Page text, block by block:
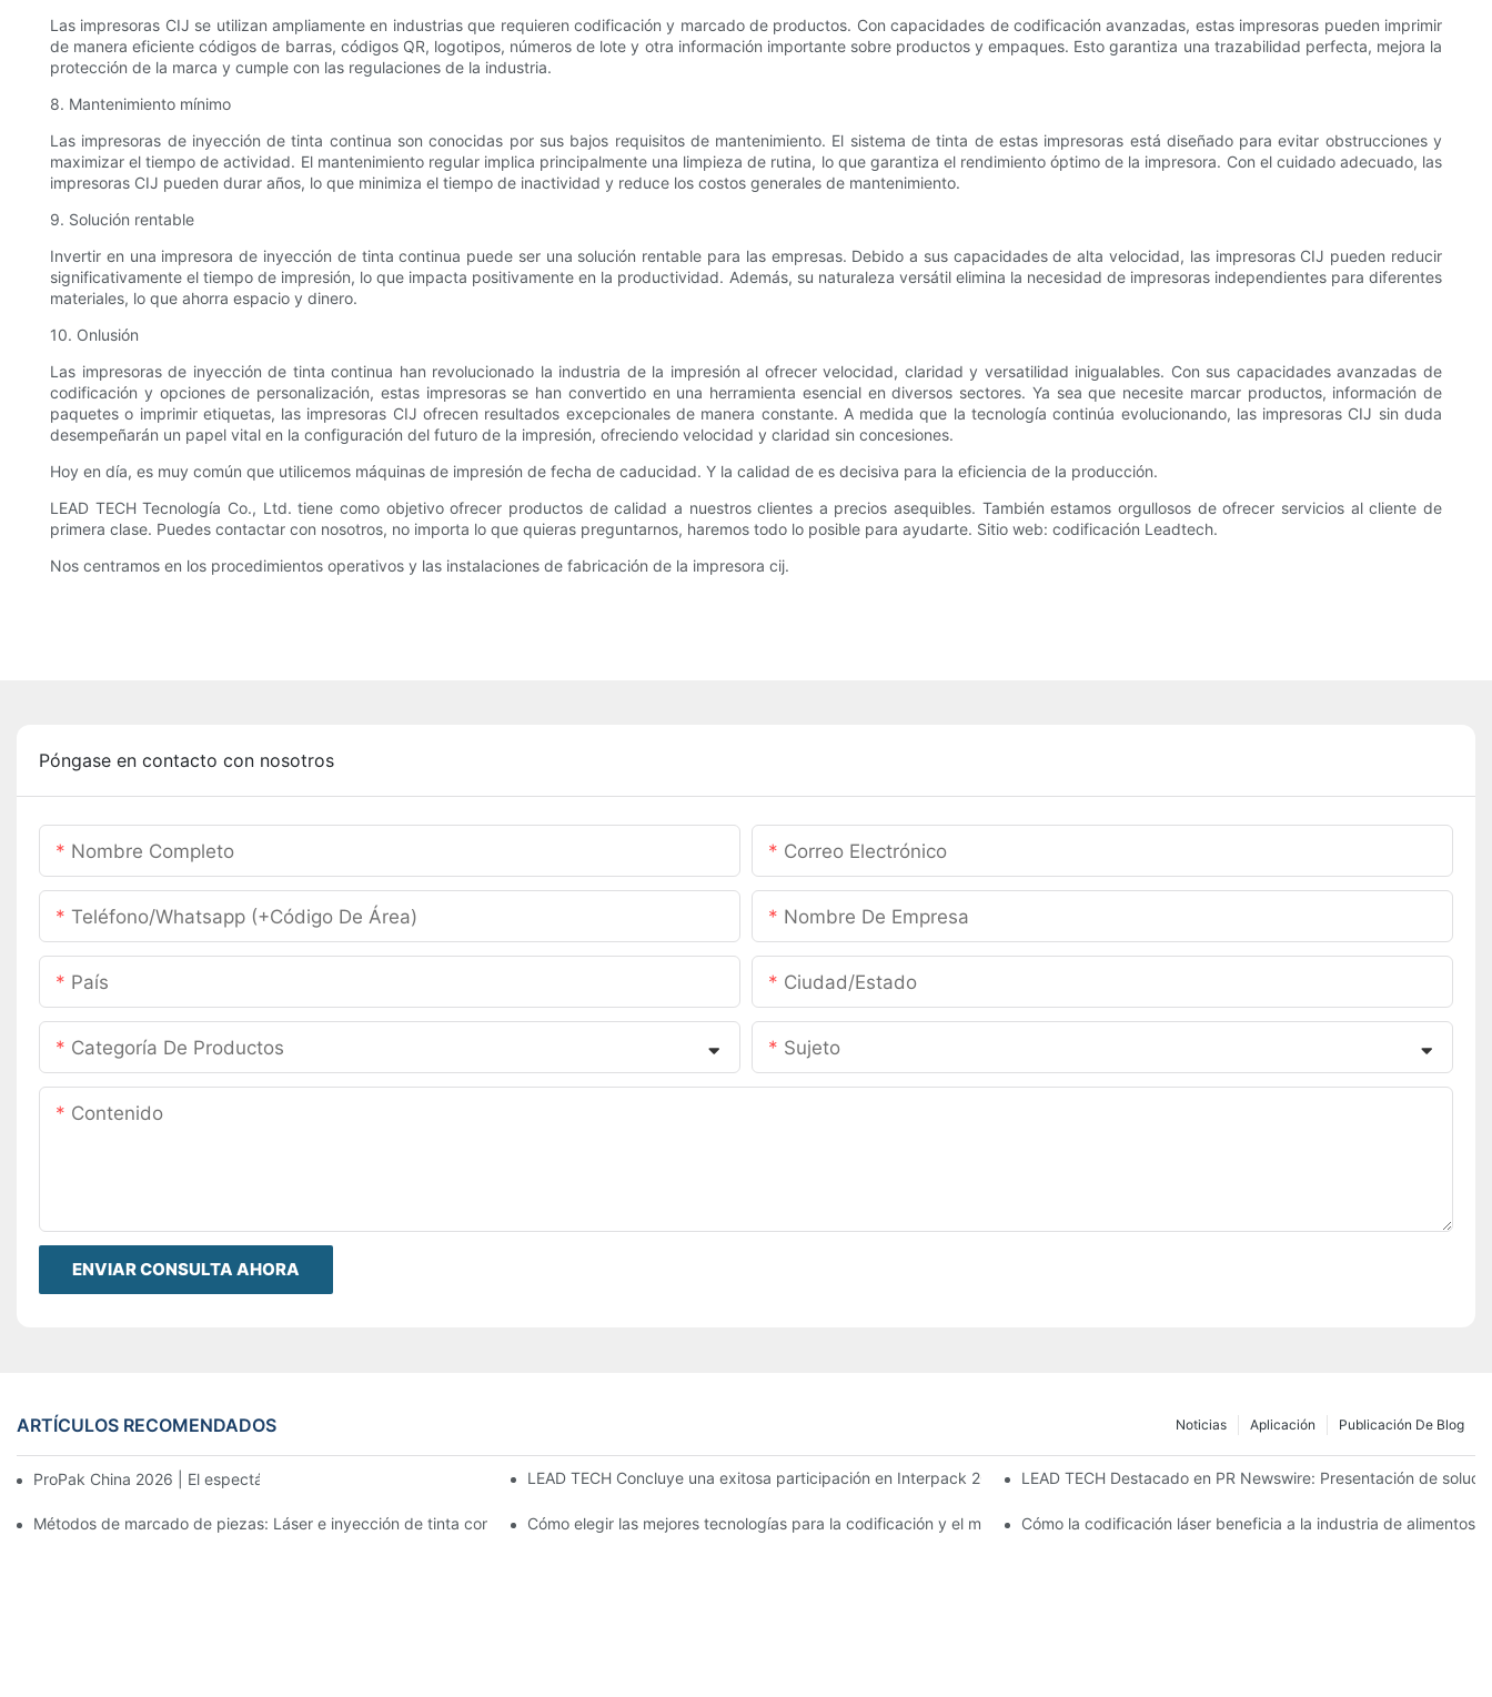
Las impresoras CIJ se utilizan ampliamente en industrias que requieren codificación y marcado de productos. Con capacidades de codificación avanzadas, estas impresoras pueden imprimir
de manera eficiente códigos de barras, códigos QR, logotipos, números de lote y otra información importante sobre productos y empaques. Esto garantiza una trazabilidad perfecta, mejora la
protección de la marca y cumple con las regulaciones de la industria.
8. Mantenimiento mínimo
Las impresoras de inyección de tinta continua son conocidas por sus bajos requisitos de mantenimiento. El sistema de tinta de estas impresoras está diseñado para evitar obstrucciones y
maximizar el tiempo de actividad. El mantenimiento regular implica principalmente una limpieza de rutina, lo que garantiza el rendimiento óptimo de la impresora. Con el cuidado adecuado, las
impresoras CIJ pueden durar años, lo que minimiza el tiempo de inactividad y reduce los costos generales de mantenimiento.
9. Solución rentable
Invertir en una impresora de inyección de tinta continua puede ser una solución rentable para las empresas. Debido a sus capacidades de alta velocidad, las impresoras CIJ pueden reducir
significativamente el tiempo de impresión, lo que impacta positivamente en la productividad. Además, su naturaleza versátil elimina la necesidad de impresoras independientes para diferentes
materiales, lo que ahorra espacio y dinero.
10. Onlusión
Las impresoras de inyección de tinta continua han revolucionado la industria de la impresión al ofrecer velocidad, claridad y versatilidad inigualables. Con sus capacidades avanzadas de
codificación y opciones de personalización, estas impresoras se han convertido en una herramienta esencial en diversos sectores. Ya sea que necesite marcar productos, información de
paquetes o imprimir etiquetas, las impresoras CIJ ofrecen resultados excepcionales de manera constante. A medida que la tecnología continúa evolucionando, las impresoras CIJ sin duda
desempeñarán un papel vital en la configuración del futuro de la impresión, ofreciendo velocidad y claridad sin concesiones.
Hoy en día, es muy común que utilicemos máquinas de impresión de fecha de caducidad. Y la calidad de es decisiva para la eficiencia de la producción.
LEAD TECH Tecnología Co., Ltd. tiene como objetivo ofrecer productos de calidad a nuestros clientes a precios asequibles. También estamos orgullosos de ofrecer servicios al cliente de
primera clase. Puedes contactar con nosotros, no importa lo que quieras preguntarnos, haremos todo lo posible para ayudarte. Sitio web: codificación Leadtech.
Nos centramos en los procedimientos operativos y las instalaciones de fabricación de la impresora cij.
Póngase en contacto con nosotros
Nombre Completo Correo Electrónico
Teléfono/whatsapp (+código De Área) Nombre De Empresa
País Ciudad/estado
Categoría De Productos Sujeto
Contenido
ENVIAR CONSULTA AHORA
ARTÍCULOS RECOMENDADOS Publicación De Blog
Aplicación
Noticias
ProPak China 2026 | El espectáculo termina, nuestro servicio no. LEAD TECH Concluye una exitosa participación en Interpack 2026 en Düsseldorf.LEAD TECH Destacado en PR Newswire: Presentación de
Métodos de marcado de piezas: Láser e inyección de tinta continua Cómo elegir las mejores tecnologías para la codificación y el marcado de envases flexiblesCómo la codificación láser beneficia a la industria de alimentos